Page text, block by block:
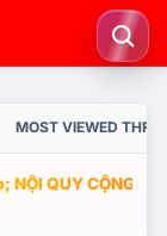
MOST VIEWED
NỘI QUY CỘNG